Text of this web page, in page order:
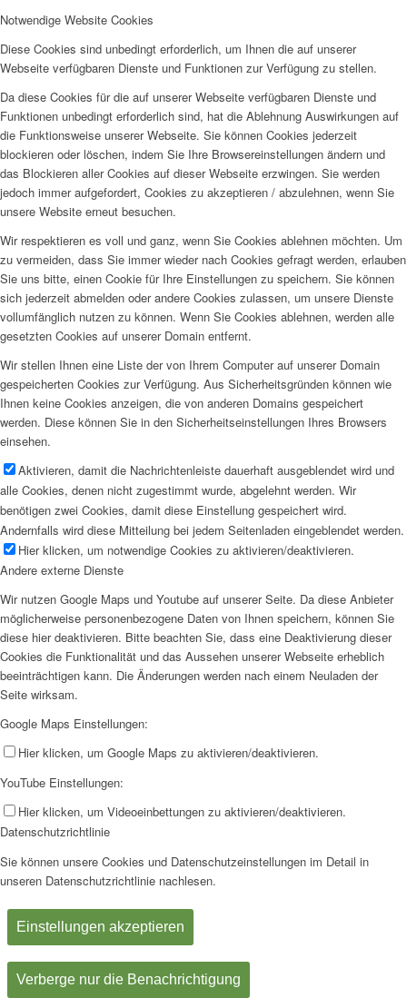
Notwendige Website Cookies
Diese Cookies sind unbedingt erforderlich, um Ihnen die auf unserer
Webseite verfügbaren Dienste und Funktionen zur Verfügung zu stellen.
Da diese Cookies für die auf unserer Webseite verfügbaren Dienste und
Funktionen unbedingt erforderlich sind, hat die Ablehnung Auswirkungen auf
die Funktionsweise unserer Webseite. Sie können Cookies jederzeit
blockieren oder löschen, indem Sie Ihre Browsereinstellungen ändern und
das Blockieren aller Cookies auf dieser Webseite erzwingen. Sie werden
jedoch immer aufgefordert, Cookies zu akzeptieren / abzulehnen, wenn Sie
unsere Website erneut besuchen.
Wir respektieren es voll und ganz, wenn Sie Cookies ablehnen möchten. Um
zu vermeiden, dass Sie immer wieder nach Cookies gefragt werden, erlauben
Sie uns bitte, einen Cookie für Ihre Einstellungen zu speichern. Sie können
sich jederzeit abmelden oder andere Cookies zulassen, um unsere Dienste
vollumfänglich nutzen zu können. Wenn Sie Cookies ablehnen, werden alle
gesetzten Cookies auf unserer Domain entfernt.
Wir stellen Ihnen eine Liste der von Ihrem Computer auf unserer Domain
gespeicherten Cookies zur Verfügung. Aus Sicherheitsgründen können wie
Ihnen keine Cookies anzeigen, die von anderen Domains gespeichert
werden. Diese können Sie in den Sicherheitseinstellungen Ihres Browsers
einsehen.
Aktivieren, damit die Nachrichtenleiste dauerhaft ausgeblendet wird und
alle Cookies, denen nicht zugestimmt wurde, abgelehnt werden. Wir
benötigen zwei Cookies, damit diese Einstellung gespeichert wird.
Andernfalls wird diese Mitteilung bei jedem Seitenladen eingeblendet werden.
Hier klicken, um notwendige Cookies zu aktivieren/deaktivieren.
Andere externe Dienste
Wir nutzen Google Maps und Youtube auf unserer Seite. Da diese Anbieter
möglicherweise personenbezogene Daten von Ihnen speichern, können Sie
diese hier deaktivieren. Bitte beachten Sie, dass eine Deaktivierung dieser
Cookies die Funktionalität und das Aussehen unserer Webseite erheblich
beeinträchtigen kann. Die Änderungen werden nach einem Neuladen der
Seite wirksam.
Google Maps Einstellungen:
Hier klicken, um Google Maps zu aktivieren/deaktivieren.
YouTube Einstellungen:
Hier klicken, um Videoeinbettungen zu aktivieren/deaktivieren.
Datenschutzrichtlinie
Sie können unsere Cookies und Datenschutzeinstellungen im Detail in
unseren Datenschutzrichtlinie nachlesen.
Einstellungen akzeptieren
Verberge nur die Benachrichtigung